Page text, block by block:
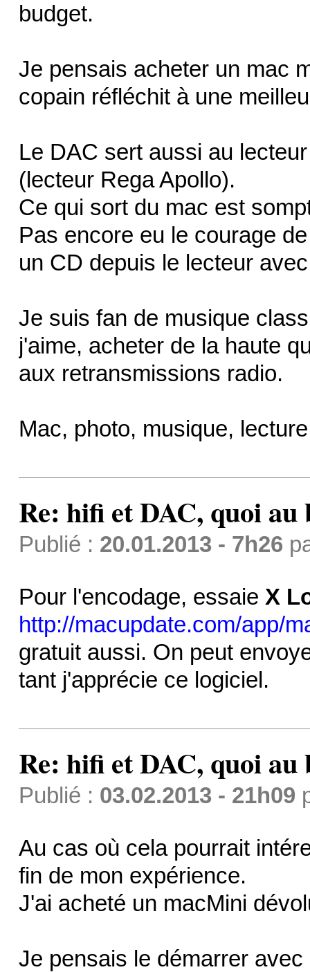
budget.
Je pensais acheter un mac
copain réfléchit à une
Le DAC sert aussi au
(lecteur Rega Apollo).
Ce qui sort du mac est
Pas encore eu le courage
un CD depuis le lecteur
Je suis fan de musique
j'aime, acheter de la haute
aux retransmissions radio.
Mac, photo, musique,
Re: hifi et DAC, quoi au
Publié : 20.01.2013 - 7h26
Pour l'encodage, essaie X
http://macupdate.com/app/
gratuit aussi. On peut
tant j'apprécie ce logiciel.
Re: hifi et DAC, quoi au
Publié : 03.02.2013 - 21h09
Au cas où cela pourrait
fin de mon expérience.
J'ai acheté un macMini
Je pensais le démarrer